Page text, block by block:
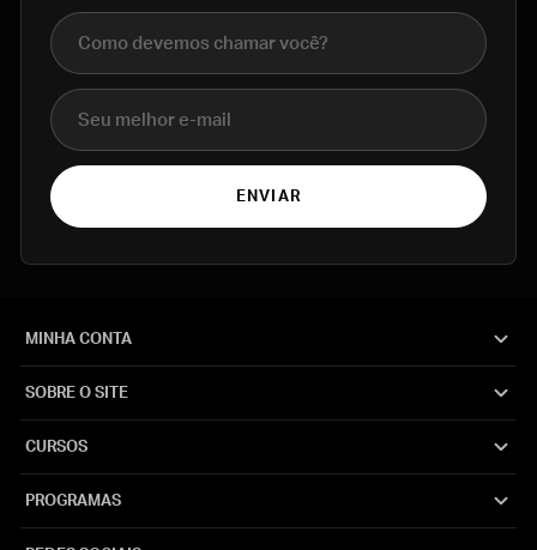
Nome completo
E-mail
ENVIAR
MINHA CONTA
SOBRE O SITE
CURSOS
PROGRAMAS